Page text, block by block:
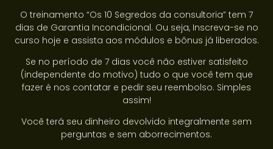
O treinamento “Os 10 Segredos da consultoria” tem 7
dias de Garantia Incondicional. Ou seja, Inscreva-se no
curso hoje e assista aos módulos e bônus já liberados.
Se no período de 7 dias você não estiver satisfeito
(independente do motivo) tudo o que você tem que
fazer é nos contatar e pedir seu reembolso. Simples
assim!
Você terá seu dinheiro devolvido integralmente sem
perguntas e sem aborrecimentos.